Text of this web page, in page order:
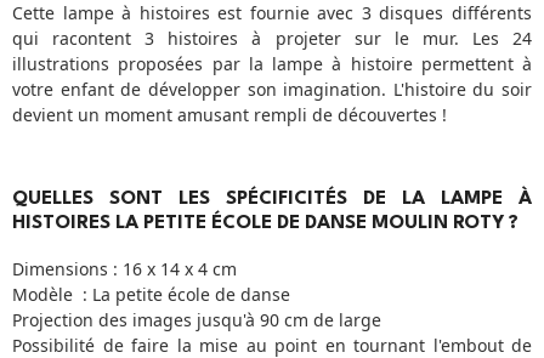
Cette lampe à histoires est fournie avec 3 disques différents
qui racontent 3 histoires à projeter sur le mur. Les 24
illustrations proposées par la lampe à histoire permettent à
votre enfant de développer son imagination. L'histoire du soir
devient un moment amusant rempli de découvertes !
QUELLES SONT LES SPÉCIFICITÉS DE LA LAMPE À
HISTOIRES LA PETITE ÉCOLE DE DANSE MOULIN ROTY ?
Dimensions : 16 x 14 x 4 cm
Modèle : La petite école de danse
Projection des images jusqu'à 90 cm de large
Possibilité de faire la mise au point en tournant l'embout de